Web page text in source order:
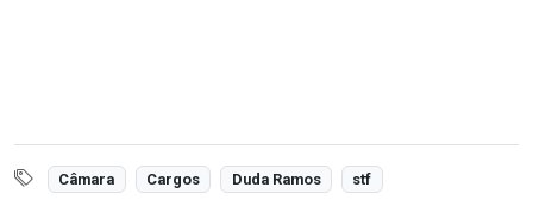
Câmara Cargos Duda Ramos stf